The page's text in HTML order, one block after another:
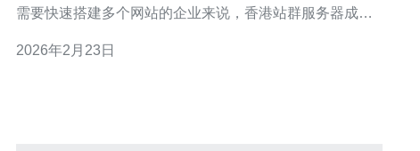
需要快速搭建多个网站的企业来说，香港站群服务器成为
及其特点，帮助您更好地理解并选择适合自己的服务器方
2026年2月23日